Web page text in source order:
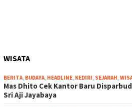
WISATA
BERITA BUDAYA HEADLINE KEDIRI SEJARAH
Mas Dhito Cek Kantor Baru
Sri Aji Jayabaya